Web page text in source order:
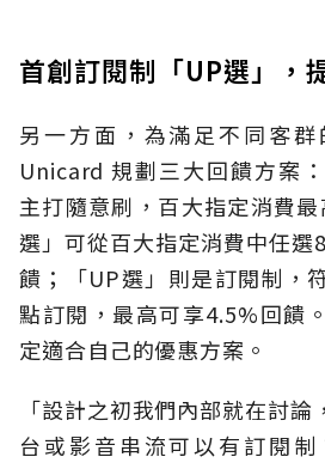
首創訂閱制「UP選」，
另一方面，為滿足不同客
Unicard 規劃三大回饋方案
主打隨意刷，百大指定消費
選」可從百大指定消費中任選
饋；「UP選」則是訂閱制，
點訂閱，最高可享4.5%回饋
定適合自己的優惠方案。
「設計之初我們內部就在討
台或影音串流可以有訂閱